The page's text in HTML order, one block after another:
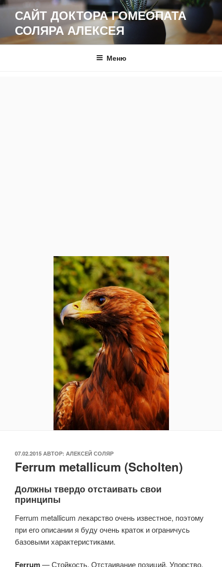
Перейти
содержимому
САЙТ ДОКТОРА ГОМЕОПАТА
СОЛЯРА АЛЕКСЕЯ
Меню
ОПУБЛИКОВАНО
07.02.2015 АВТОР: АЛЕКСЕЙ СОЛЯР
Ferrum metallicum (Scholten)
Должны твердо отстаивать свои
принципы
Ferrum metallicum лекарство очень известное, поэтому
при его описании я буду очень краток и ограничусь
базовыми характеристиками.
Ferrum— Стойкость. Отстаивание позиций. Упорство.